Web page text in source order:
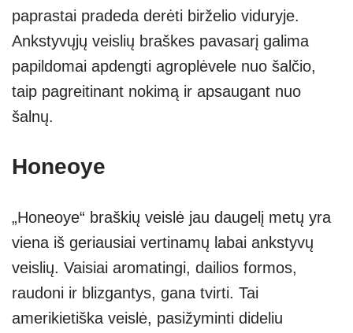
paprastai pradeda derėti birželio viduryje.
Ankstyvųjų veislių braškes pavasarį galima
papildomai apdengti agroplėvele nuo šalčio,
taip pagreitinant nokimą ir apsaugant nuo
šalnų.
Honeoye
„Honeoye“ braškių veislė jau daugelį metų yra
viena iš geriausiai vertinamų labai ankstyvų
veislių. Vaisiai aromatingi, dailios formos,
raudoni ir blizgantys, gana tvirti. Tai
amerikietiška veislė, pasižyminti dideliu